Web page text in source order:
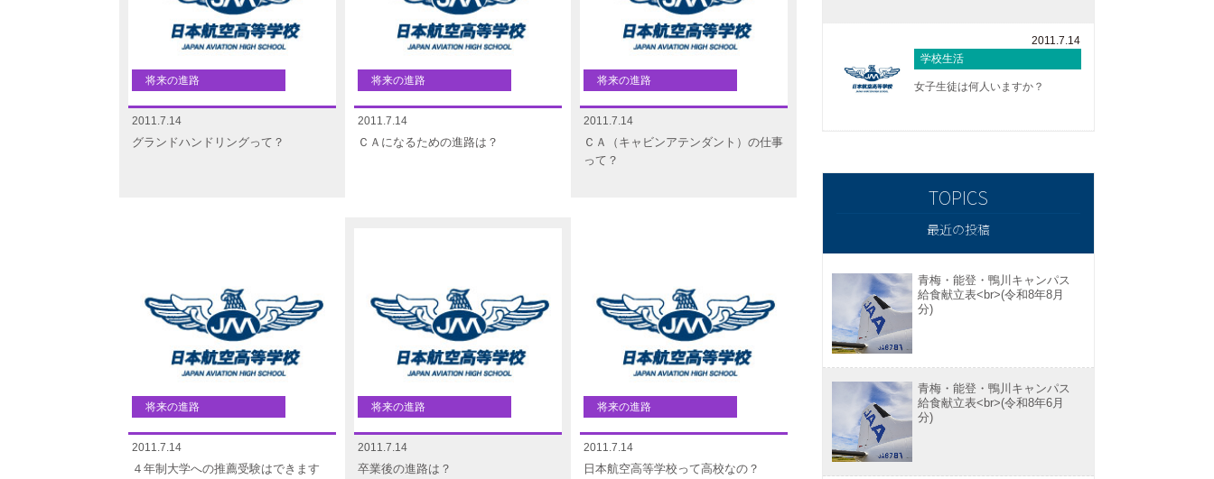
2011.7.14
グランドハンドリングって？
将来の進路
2011.7.14
ＣＡになるための進路は？
将来の進路
2011.7.14
ＣＡ（キャビンアテンダント）の仕事
って？
将来の進路
2011.7.14
４年制大学への推薦受験はできます
将来の進路
2011.7.14
卒業後の進路は？
将来の進路
2011.7.14
日本航空高等学校って高校なの？
将来の進路
2011.7.14
学校生活
女子生徒は何人いますか？
最近の投稿
青梅・能登・鴨川キャンパス
給食献立表<br>(令和8年8月
分)
青梅・能登・鴨川キャンパス
給食献立表<br>(令和8年6月
分)